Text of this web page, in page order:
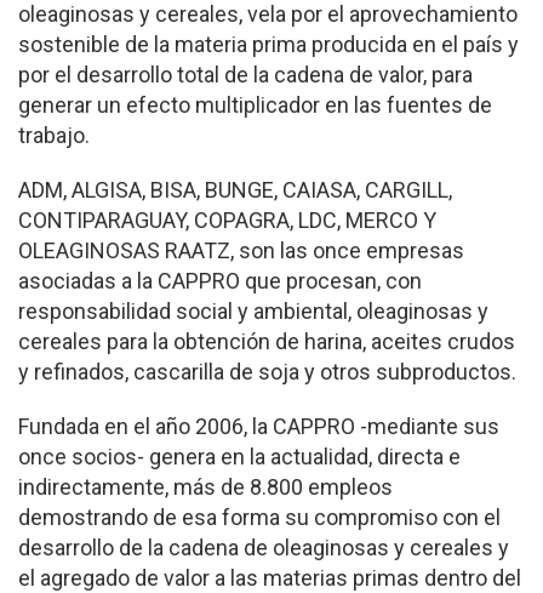
oleaginosas y cereales, vela por el aprovechamiento
sostenible de la materia prima producida en el país y
por el desarrollo total de la cadena de valor, para
generar un efecto multiplicador en las fuentes de
trabajo.
ADM, ALGISA, BISA, BUNGE, CAIASA, CARGILL,
CONTIPARAGUAY, COPAGRA, LDC, MERCO Y
OLEAGINOSAS RAATZ, son las once empresas
asociadas a la CAPPRO que procesan, con
responsabilidad social y ambiental, oleaginosas y
cereales para la obtención de harina, aceites crudos
y refinados, cascarilla de soja y otros subproductos.
Fundada en el año 2006, la CAPPRO -mediante sus
once socios- genera en la actualidad, directa e
indirectamente, más de 8.800 empleos
demostrando de esa forma su compromiso con el
desarrollo de la cadena de oleaginosas y cereales y
el agregado de valor a las materias primas dentro del